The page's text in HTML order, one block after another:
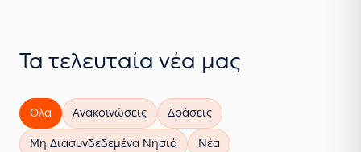
Τα τελευταία νέα μας
Ολα Ανακοινώσεις Δράσεις
Μη Διασυνδεδεμένα Νησιά Νέα